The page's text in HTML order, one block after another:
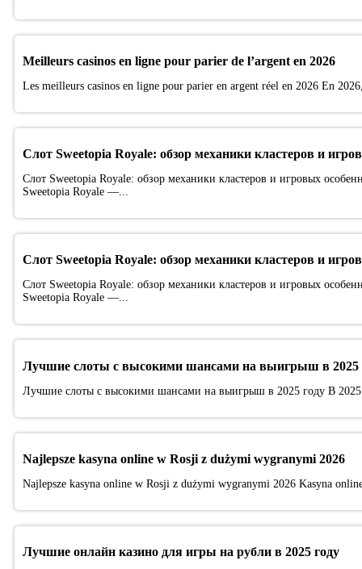
Meilleurs casinos en ligne pour parier de l’argent en 2026
Les meilleurs casinos en ligne pour parier en argent réel en 2026 En
Слот Sweetopia Royale: обзор механики кластеров и
Слот Sweetopia Royale: обзор механики кластеров и игровых
Sweetopia Royale —...
Слот Sweetopia Royale: обзор механики кластеров и
Слот Sweetopia Royale: обзор механики кластеров и игровых
Sweetopia Royale —...
Лучшие слоты с высокими шансами на выигрыш в 2025
Лучшие слоты с высокими шансами на выигрыш в 2025 году В
Najlepsze kasyna online w Rosji z dużymi wygranymi 2026
Najlepsze kasyna online w Rosji z dużymi wygranymi 2026 Kasyna
Лучшие онлайн казино для игры на рубли в 2025 году